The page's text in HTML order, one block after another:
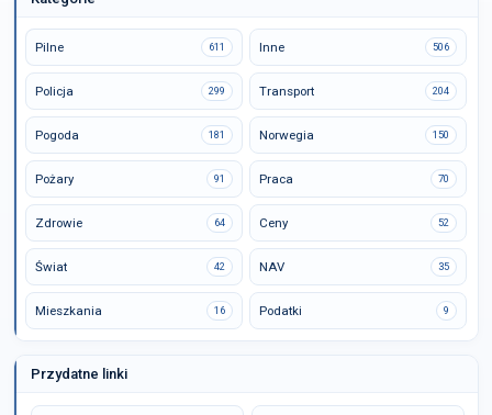
Pilne 611 Inne 506
Policja 299 Transport 204
Pogoda 181 Norwegia 150
Pożary 91 Praca 70
Zdrowie 64 Ceny 52
Świat 42 NAV 35
Mieszkania 16 Podatki 9
Przydatne linki